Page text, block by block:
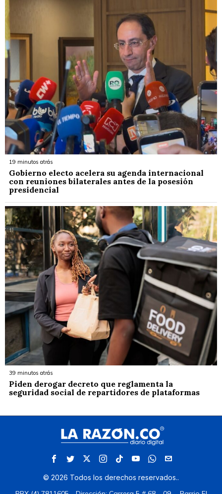
19 minutos atrás
Gobierno electo acelera su agenda internacional
con reuniones bilaterales antes de la posesión
presidencial
39 minutos atrás
Piden derogar decreto que reglamenta la
seguridad social de repartidores de plataformas
© 2026 Todos los derechos reservados..